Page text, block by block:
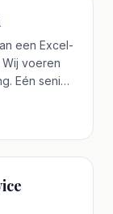
een Excel-
voeren
Eén senior